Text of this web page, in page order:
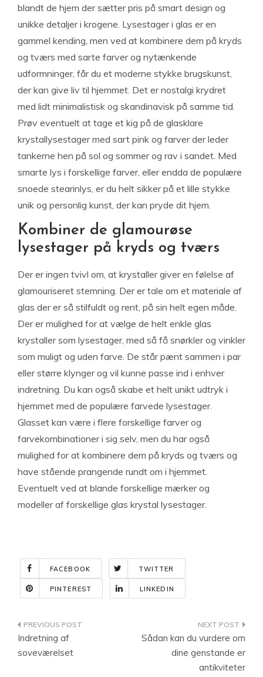
blandt de hjem der sætter pris på smart design og
unikke detaljer i krogene. Lysestager i glas er en
gammel kending, men ved at kombinere dem på kryds
og tværs med sarte farver og nytænkende
udformninger, får du et moderne stykke brugskunst,
der kan give liv til hjemmet. Det er nostalgi krydret
med lidt minimalistisk og skandinavisk på samme tid.
Prøv eventuelt at tage et kig på de glasklare
krystallysestager med sart pink og farver der leder
tankerne hen på sol og sommer og rav i sandet. Med
smarte lys i forskellige farver, eller endda de populære
snoede stearinlys, er du helt sikker på et lille stykke
unik og personlig kunst, der kan pryde dit hjem.
Kombiner de glamourøse
lysestager på kryds og tværs
Der er ingen tvivl om, at krystaller giver en følelse af
glamouriseret stemning. Der er tale om et materiale af
glas der er så stilfuldt og rent, på sin helt egen måde.
Der er mulighed for at vælge de helt enkle glas
krystaller som lysestager, med så få snørkler og vinkler
som muligt og uden farve. De står pænt sammen i par
eller større klynger og vil kunne passe ind i enhver
indretning. Du kan også skabe et helt unikt udtryk i
hjemmet med de populære farvede lysestager.
Glasset kan være i flere forskellige farver og
farvekombinationer i sig selv, men du har også
mulighed for at kombinere dem på kryds og tværs og
have stående prangende rundt om i hjemmet.
Eventuelt ved at blande forskellige mærker og
modeller af forskellige glas krystal lysestager.
FACEBOOK TWITTER
PINTEREST LINKEDIN
Indlægsnavigation
Indretning af
soveværelset
Sådan kan du vurdere om
dine genstande er
antikviteter